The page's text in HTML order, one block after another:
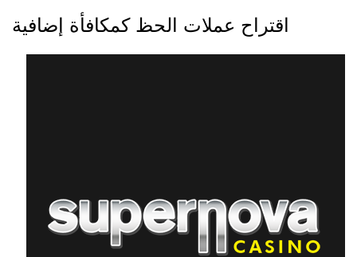
اقتراح عملات الحظ كمكافأة إضافية